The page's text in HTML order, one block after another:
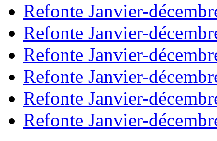
Refonte Janvier-
Refonte Janvier-
Refonte Janvier-
Refonte Janvier-
Refonte Janvier-
Refonte Janvier-